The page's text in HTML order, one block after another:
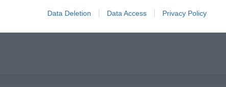
Data Deletion Data Access Privacy Policy